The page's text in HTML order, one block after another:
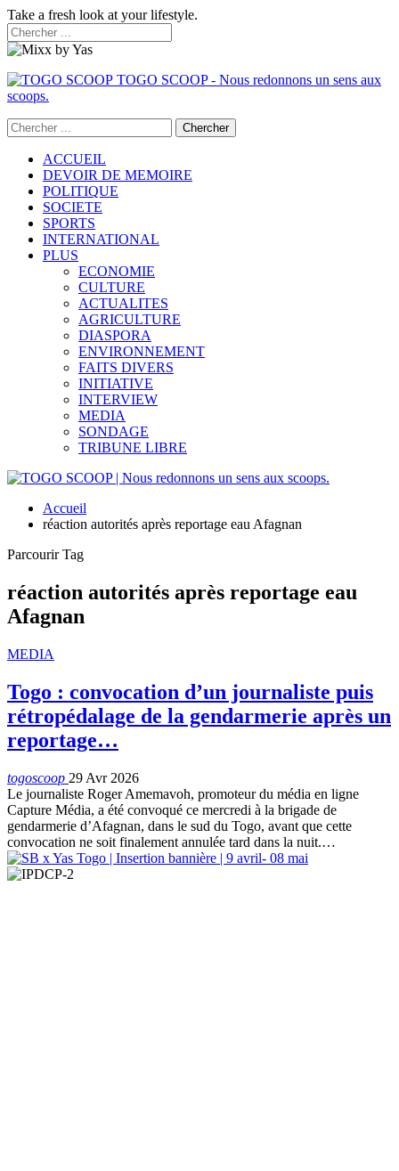
Take a fresh look at your lifestyle.
TOGO SCOOP - Nous redonnons un sens aux
scoops.
ACCUEIL
DEVOIR DE MEMOIRE
POLITIQUE
SOCIETE
SPORTS
INTERNATIONAL
PLUS
ECONOMIE
CULTURE
ACTUALITES
AGRICULTURE
DIASPORA
ENVIRONNEMENT
FAITS DIVERS
INITIATIVE
INTERVIEW
MEDIA
SONDAGE
TRIBUNE LIBRE
Accueil
réaction autorités après reportage eau Afagnan
Parcourir Tag
réaction autorités après reportage eau
Afagnan
MEDIA
Togo : convocation d’un journaliste puis
rétropédalage de la gendarmerie après un
reportage…
togoscoop 29 Avr 2026
Le journaliste Roger Amemavoh, promoteur du média en ligne
Capture Média, a été convoqué ce mercredi à la brigade de
gendarmerie d’Afagnan, dans le sud du Togo, avant que cette
convocation ne soit finalement annulée tard dans la nuit.…